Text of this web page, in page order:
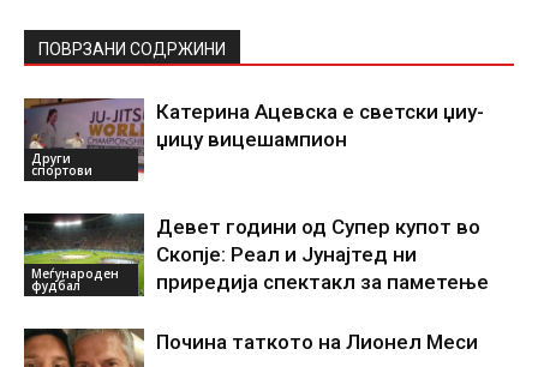
ПОВРЗАНИ СОДРЖИНИ
Други
спортови
Катерина Ацевска е светски џиу-
џицу вицешампион
Меѓународен
фудбал
Девет години од Супер купот во
Скопје: Реал и Јунајтед ни
приредија спектакл за паметење
Почина таткото на Лионел Меси